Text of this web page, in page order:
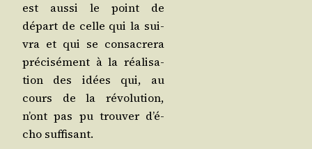
est aus­si le point de
départ de celle qui la sui­
vra et qui se consa­cre­ra
pré­ci­sé­ment à la réa­li­sa­
tion des idées qui, au
cours de la révo­lu­tion,
n’ont pas pu trou­ver d’é­
cho suffisant.